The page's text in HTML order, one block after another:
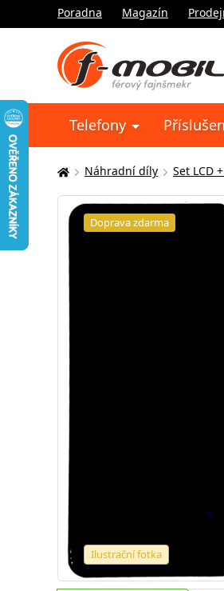
Poradna Magazín
Telefony
Zde
se
nacházíte:
Náhradní díly Set LCD
Doprava zdarma
Ilustrační fotka